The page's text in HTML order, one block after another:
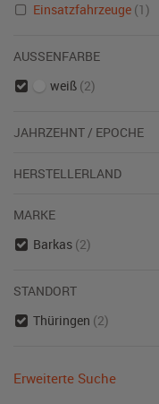
Einsatzfahrzeuge (1)
AUSSENFARBE
weiß (2)
JAHRZEHNT / EPOCHE
HERSTELLERLAND
MARKE
Barkas (2)
STANDORT
Thüringen (2)
Erweiterte Suche